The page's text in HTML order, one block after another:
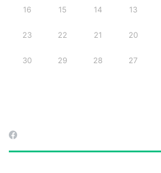
13
14
15
16
20
21
22
23
27
28
29
30